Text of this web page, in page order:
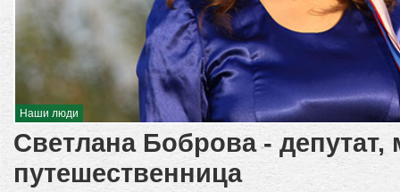
Наши люди
Светлана Боброва - депутат,
путешественница